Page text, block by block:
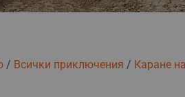
/ Всички приключения / Каране
Безплатна доставка